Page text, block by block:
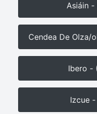
Asiáin -
Cendea De Olza/
Ibero -
Izcue